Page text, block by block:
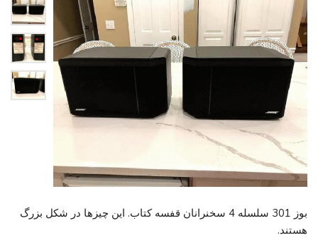
بوز 301 سلسله 4 سخنرانان قفسه کتاب. این چیزها در شکل بزرگ
هستند.